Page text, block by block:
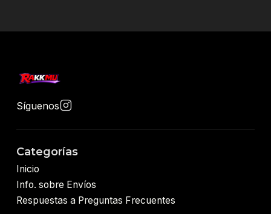
Síguenos
Categorías
Inicio
Info. sobre Envíos
Respuestas a Preguntas Frecuentes